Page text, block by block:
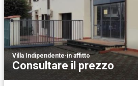
Villa Indipendente·in affitto
Consultare il prezzo